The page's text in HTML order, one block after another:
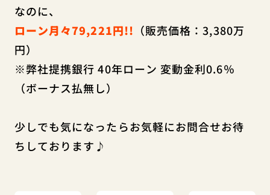
なのに、
ローン月々79,221円!! （販売価格：3,380万
円）
※弊社提携銀行 40年ローン 変動金利0.6％
（ボーナス払無し）
少しでも気になったらお気軽にお問合せお待
ちしております♪